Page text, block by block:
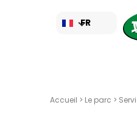
FR
Accueil > Le parc >